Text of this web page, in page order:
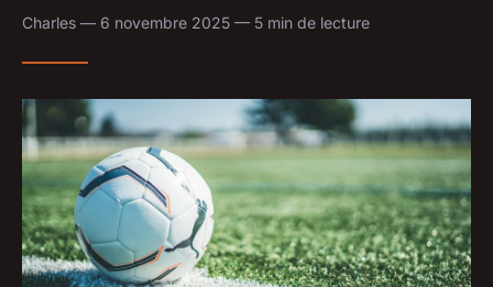
Charles — 6 novembre 2025 — 5 min de lecture